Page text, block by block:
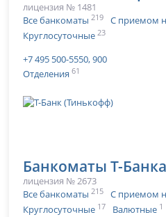
лицензия № 1481
Все банкоматы 219 С приемом
Круглосуточные 23
+7 495 500-5550, 900
Отделения 61
Банкоматы Т-
лицензия № 2673
Все банкоматы 215 С приемом
Круглосуточные 17 Валютные 1